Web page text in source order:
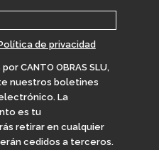
de privacidad
CANTO OBRAS SLU,
nuestros boletines
La
es tu
retirar en cualquier
cedidos a terceros.